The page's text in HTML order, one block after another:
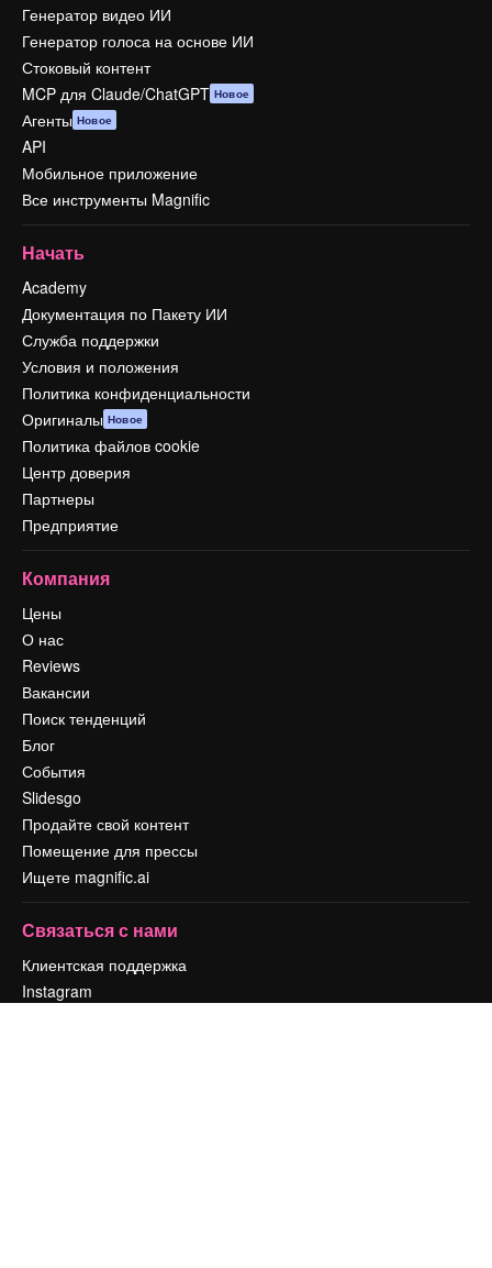
Генератор видео ИИ
Генератор голоса на основе ИИ
Стоковый контент
MCP для Claude/ChatGPT Новое
Агенты Новое
API
Мобильное приложение
Все инструменты Magnific
Начать
Academy
Документация по Пакету ИИ
Служба поддержки
Условия и положения
Политика конфиденциальности
Оригиналы Новое
Политика файлов cookie
Центр доверия
Партнеры
Предприятие
Компания
Цены
О нас
Reviews
Вакансии
Поиск тенденций
Блог
События
Slidesgo
Продайте свой контент
Помещение для прессы
Ищете magnific.ai
Связаться с нами
Клиентская поддержка
Instagram